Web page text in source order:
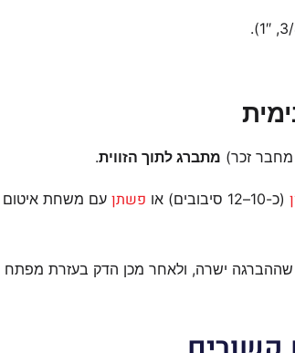
מחבר זכר) מתברג לתוך הזווית.
(כ-10–12 סיבובים) או פשתן עם משחת איטום
ישרה, ולאחר מכן הדק בעזרת מפתח